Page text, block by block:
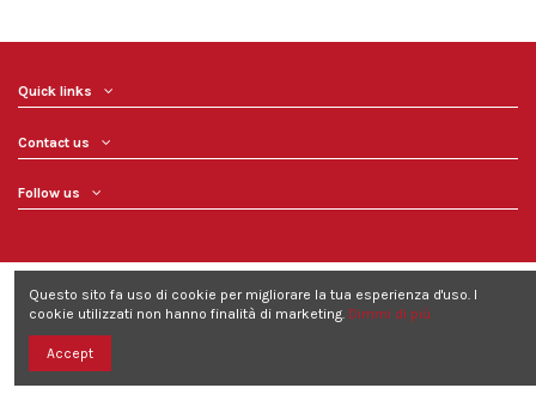
Quick links
Contact us
Follow us
©2021 Ramatex - Tutti i diritti riservati - sito realizzato daimaginaria
Questo sito fa uso di cookie per migliorare la tua esperienza d'uso. I
cookie utilizzati non hanno finalità di marketing. Dimmi di più
Accept